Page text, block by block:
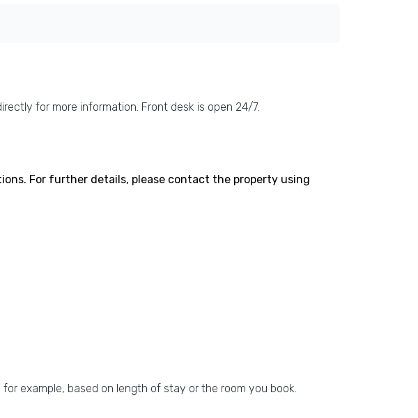
for more information. Front desk is open 24/7.
For further details, please contact the property using
example, based on length of stay or the room you book.